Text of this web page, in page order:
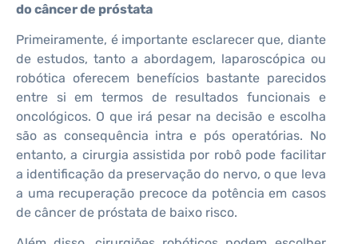
do câncer de próstata
Primeiramente, é importante esclarecer que, diante
de estudos, tanto a abordagem, laparoscópica ou
robótica oferecem benefícios bastante parecidos
entre si em termos de resultados funcionais e
oncológicos. O que irá pesar na decisão e escolha
são as consequência intra e pós operatórias. No
entanto, a cirurgia assistida por robô pode facilitar
a identificação da preservação do nervo, o que leva
a uma recuperação precoce da potência em casos
de câncer de próstata de baixo risco.